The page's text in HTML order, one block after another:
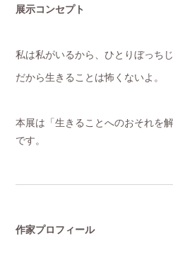
展示コンセプト
私は私がいるから、ひとりぼっち
だから生きることは怖くないよ。
本展は「生きることへのおそれを
です。
作家プロフィール